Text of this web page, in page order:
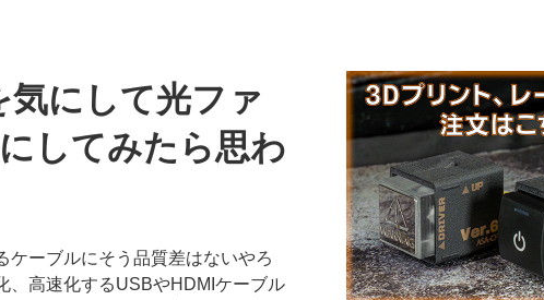
気にして光ファ
してみたら思わ
ケーブルにそう品質差はないやろ
、高速化するUSBやHDMIケーブル